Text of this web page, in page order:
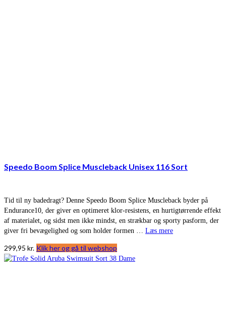
Speedo Boom Splice Muscleback Unisex 116 Sort
Tid til ny badedragt? Denne Speedo Boom Splice Muscleback byder på
Endurance10, der giver en optimeret klor-resistens, en hurtigtørrende effekt
af materialet, og sidst men ikke mindst, en strækbar og sporty pasform, der
giver fri bevægelighed og som holder formen … Læs mere
299,95 kr. Klik her og gå til webshop